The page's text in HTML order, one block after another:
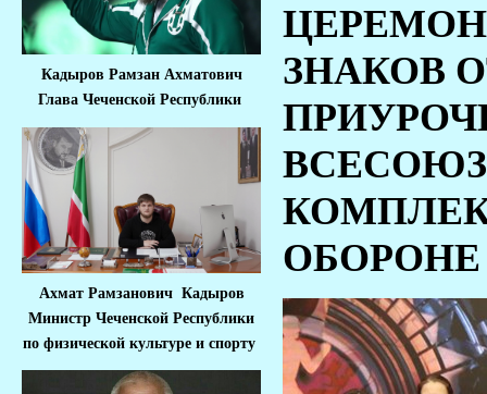
Кадыров Рамзан Ахматович
Глава Чеченской Республики
Ахмат Рамзанович Кадыров
Министр Чеченской Республики
по физической культуре и спорту
ЗНАКОВ
ОБОРОНЕ